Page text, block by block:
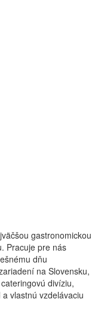
gastronomickou
Pracuje pre nás
dňu
na Slovensku,
divíziu,
vlastnú vzdelávaciu